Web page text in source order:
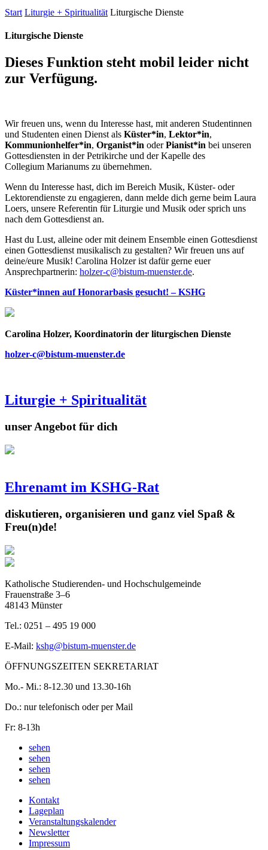
Start Liturgie + Spiritualität Liturgische Dienste
Liturgische Dienste
Dieses Funktion steht mobil leider nicht
zur Verfügung.
Wir freuen uns, wenn du Interesse hast, mit anderen Studentinnen
und Studenten einen Dienst als Küster*in, Lektor*in,
Kommunionhelfer*in, Organist*in oderPianist*in bei unseren
Gottesdiensten in der Petrikirche und der Kapelle des
Collegium Marianums zu übernehmen.
Wenn du Interesse hast, dich im Bereich Musik, Küster- oder
Lektorendienste zu engagieren, dann melde dich gerne beim Laura
Loers, unsere Referentin für Liturgie und Musik oder sprich uns
nach dem Gottesdienst an.
Hast du Lust, alleine oder mit deinem Ensemble einen Gottesdienst
einen Gottesdienst musikalisch zu gestalten? Wir freuen uns auf
deine/eure Musik! Carolina Holzer ist dafür gerne euer
Ansprechpartnerin: holzer-c@bistum-muenster.de.
Küster*innen auf Honorarbasis gesucht! – KSHG
Carolina Holzer, Koordinatorin der liturgischen Dienste
holzer-c@bistum-muenster.de
Liturgie + Spiritualität
unser Angebot für dich
Ehrenamt im KSHG-Rat
diskutieren, organisieren und ganz viel Spaß &
Freu(n)de!
Katholische Studierenden- und Hochschulgemeinde
Frauenstraße 3–6
48143 Münster
Tel.: 0251 – 495 19 000
E-Mail: kshg@bistum-muenster.de
ÖFFNUNGSZEITEN SEKRETARIAT
Mo.- Mi.: 8-12.30 und 13.30-16h
Do.: nur telefonisch oder per Mail
Fr: 8-13h
sehen
sehen
sehen
sehen
Kontakt
Lageplan
Veranstaltungskalender
Newsletter
Impressum